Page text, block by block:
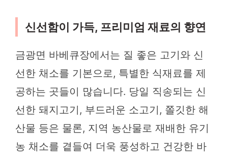
신선함이 가득, 프리미엄 재료의 향연
금광면 바베큐장에서는 질 좋은 고기와 신
선한 채소를 기본으로, 특별한 식재료를 제
공하는 곳들이 많습니다. 당일 직송되는 신
선한 돼지고기, 부드러운 소고기, 쫄깃한 해
산물 등은 물론, 지역 농산물로 재배한 유기
농 채소를 곁들여 더욱 풍성하고 건강한 바